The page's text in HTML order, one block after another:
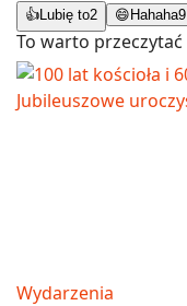
👍 Lubię to2 😄 Hahaha9
To warto przeczytać
Wydarzenia